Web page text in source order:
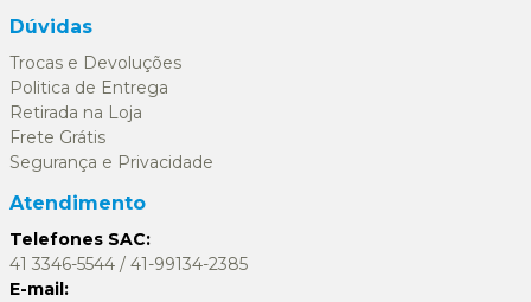
Dúvidas
Trocas e Devoluções
Politica de Entrega
Retirada na Loja
Frete Grátis
Segurança e Privacidade
Atendimento
Telefones SAC:
41 3346-5544 / 41-99134-2385
E-mail: